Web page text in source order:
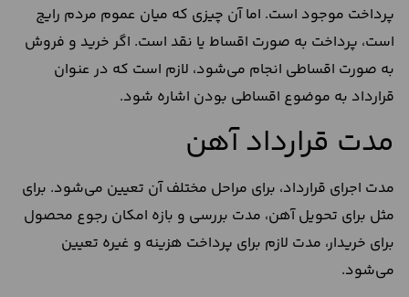
پرداخت موجود است. اما آن چیزی که میان عموم مردم رایج
است، پرداخت به صورت اقساط یا نقد است. اگر خرید و فروش
به صورت اقساطی انجام می‌شود، لازم است که در عنوان
قرارداد به موضوع اقساطی بودن اشاره شود.
مدت قرارداد آهن
مدت اجرای قرارداد، برای مراحل مختلف آن تعیین می‌شود. برای
مثل برای تحویل آهن، مدت بررسی و بازه امکان رجوع محصول
برای خریدار، مدت لازم برای پرداخت هزینه و غیره تعیین
می‌شود.